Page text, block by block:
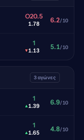
O20.5
1.78 6.2/10
1
▾1.13 5.1/10
3 αγώνες
1
▴1.39 6.9/10
1
▴1.65 4.8/10